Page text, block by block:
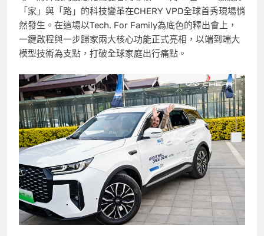
「家」與「路」的科技變革在CHERY VPD全球首秀現場悄
然發生。在這場以Tech. For Family為底色的釋出會上，
一鍵啟程與一步歸家兩大核心功能正式亮相，以端到端大
模型技術為支點，打破全球家庭出行痛點。